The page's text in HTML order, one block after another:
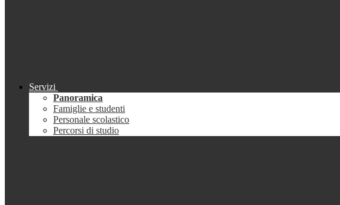
Servizi
Panoramica
Famiglie e studenti
Personale scolastico
Percorsi di studio